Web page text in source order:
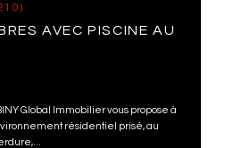
AVEC PISCINE AU
Global Immobilier vous propose à
résidentiel prisé, au